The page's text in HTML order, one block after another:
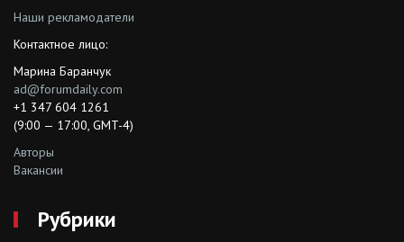
Наши рекламодатели
Контактное лицо:
Марина Баранчук
ad@forumdaily.com
+1 347 604 1261
(9:00 — 17:00, GMT-4)
Авторы
Вакансии
Рубрики